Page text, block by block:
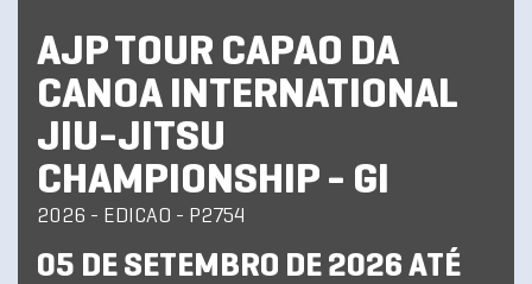
AJP TOUR CAPAO DA
CANOA INTERNATIONAL
JIU-JITSU
CHAMPIONSHIP - GI
2026 - EDICAO - P2754
05 DE SETEMBRO DE 2026 ATÉ